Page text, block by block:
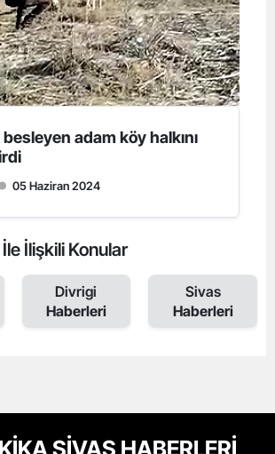
adam köy halkını
05 Haziran 2024
İlişkili Konular
Divrigi
Haberleri
Sivas
Haberleri
SİVAS HABERLERİ